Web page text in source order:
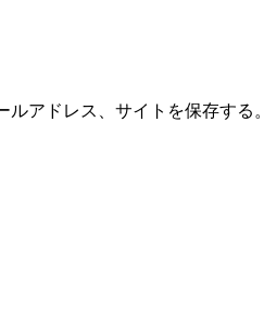
アドレス、サイトを保存する。